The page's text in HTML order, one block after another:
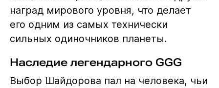
наград мирового уровня, что делает
его одним из самых технически
сильных одиночников планеты.
Наследие легендарного GGG
Выбор Шайдорова пал на человека, чьи